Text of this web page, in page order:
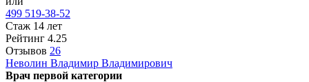
499 519-38-52
Стаж 14 лет
Рейтинг 4.25
Отзывов 26
Неволин Владимир Владимирович
Врач первой категории